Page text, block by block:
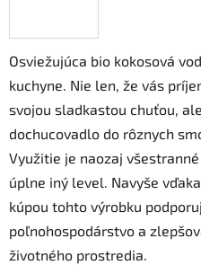
Osviežujúca bio kokosová
kuchyne. Nie len, že vás
svojou sladkastou chuťou,
dochucovadlo do rôznych
Využitie je naozaj
úplne iný level. Navyše
kúpou tohto výrobku
poľnohospodárstvo a
životného prostredia.